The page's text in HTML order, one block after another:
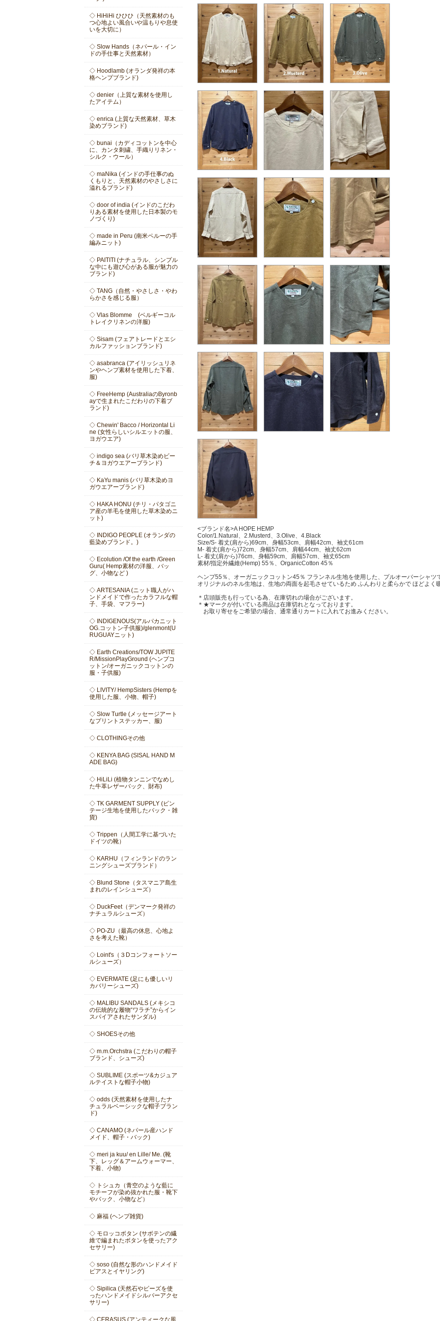
◇ HiHiHi ひひひ（天然素材のも
つ心地よい風合いや温もりや息使
いを大切に）
◇ Slow Hands（ネパール・イン
ドの手仕事と天然素材）
◇ Hoodlamb (オランダ発祥の本
格ヘンプブランド)
◇ denier（上質な素材を使用し
たアイテム）
◇ enrica (上質な天然素材、草木
染めブランド)
◇ bunai（カディコットンを中心
に、カンタ刺繍、手織りリネン・
シルク・ウール）
◇ maNika (インドの手仕事のぬ
くもりと、天然素材のやさしさに
溢れるブランド)
◇ door of india (インドのこだわ
りある素材を使用した日本製のモ
ノづくり)
◇ made in Peru (南米ペルーの手
編みニット)
◇ PAITITI (ナチュラル、シンプル
な中にも遊び心がある服が魅力の
ブランド)
◇ TANG（自然・やさしさ・やわ
らかさを感じる服）
◇ Vlas Blomme (ベルギーコル
トレイクリネンの洋服)
◇ Sisam (フェアトレードとエシ
カルファッションブランド)
◇ asabranca (アイリッシュリネ
ンやヘンプ素材を使用した下着、
服)
◇ FreeHemp (AustraliaのByronb
ayで生まれたこだわりの下着ブ
ランド)
◇ Chewin' Bacco / Horizontal Li
ne (女性らしいシルエットの服、
ヨガウエア)
◇ indigo sea (バリ草木染めビー
チ＆ヨガウエアーブランド)
◇ KaYu manis (バリ草木染めヨ
ガウエアーブランド)
◇ HAKA HONU (チリ・パタゴニ
ア産の羊毛を使用した草木染めニ
ット)
◇ INDIGO PEOPLE (オランダの
藍染めブランド。)
◇ Ecolution /Of the earth /Green
Guru( Hemp素材の洋服、バッ
グ、小物など )
◇ ARTESANIA (ニット職人がハ
ンドメイドで作ったカラフルな帽
子、手袋、マフラー)
◇ INDIGENOUS(アルパカニット
OG.コットン子供服)/glenmont(U
RUGUAYニット)
◇ Earth Creations/TOW JUPITE
R/MissionPlayGround (ヘンプコ
ットン/オーガニックコットンの
服・子供服)
◇ LIVITY/ HempSisters (Hempを
使用した服、小物、帽子)
◇ Slow Turtle (メッセージアート
なプリントステッカー、服)
◇ CLOTHINGその他
◇ KENYA BAG (SISAL HAND M
ADE BAG)
◇ HiLiLi (植物タンニンでなめし
た牛革レザーバック、財布)
◇ TK GARMENT SUPPLY (ビン
テージ生地を使用したバック・雑
貨)
◇ Trippen（人間工学に基づいた
ドイツの靴）
◇ KARHU（フィンランドのラン
ニングシューズブランド）
◇ Blund Stone（タスマニア島生
まれのレインシューズ）
◇ DuckFeet（デンマーク発祥の
ナチュラルシューズ）
◇ PO-ZU（最高の休息、心地よ
さを考えた靴）
◇ Loint's（３Dコンフォートソー
ルシューズ）
◇ EVERMATE (足にも優しいリ
カバリーシューズ)
◇ MALIBU SANDALS (メキシコ
の伝統的な履物“ワラチ”からイン
スパイアされたサンダル)
◇ SHOESその他
◇ m.m.Orchstra (こだわりの帽子
ブランド、シューズ)
◇ SUBLIME (スポーツ&カジュア
ルテイストな帽子小物)
◇ odds (天然素材を使用したナ
チュラルベーシックな帽子ブラン
ド)
◇ CANAMO (ネパール産ハンド
メイド、帽子・バック)
◇ meri ja kuu/ en Lille/ Me. (靴
下、レッグ＆アームウォーマー、
下着、小物)
◇ トシュカ（青空のような藍に
モチーフが染め抜かれた服・靴下
やバック、小物など）
◇ 麻福 (ヘンプ雑貨)
◇ モロッコボタン (サボテンの繊
維で編まれたボタンを使ったアク
セサリー)
◇ soso (自然な形のハンドメイド
ピアスとイヤリング)
◇ Sipilica (天然石やビーズを使
ったハンドメイドシルバーアクセ
サリー)
◇ CERASUS (アンティークな風
<ブランド名>A HOPE HEMP
Color/1.Natural、2.Musterd、3.Olive、4.Black
Size/S- 着丈(肩から)69cm、身幅53cm、肩幅42cm、袖丈61cm
M- 着丈(肩から)72cm、身幅57cm、肩幅44cm、袖丈62cm
L- 着丈(肩から)76cm、身幅59cm、肩幅57cm、袖丈65cm
素材/指定外繊維(Hemp) 55％、OrganicCotton 45％
ヘンプ55％、オーガニックコットン45％ フランネル生地を使用した、プルオーバーシャツ
オリジナルのネル生地は、生地の両面を起毛させているため ふんわりと柔らかで ほどよく
＊店頭販売も行っている為、在庫切れの場合がございます。
＊★マークが付いている商品は在庫切れとなっております。
お取り寄せをご希望の場合、通常通りカートに入れてお進みください。